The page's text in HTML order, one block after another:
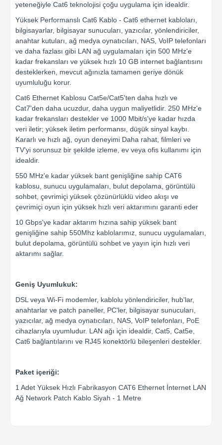
yeteneğiyle Cat6 teknolojisi çoğu uygulama için idealdir.
Yüksek Performanslı Cat6 Kablo - Cat6 ethernet kabloları,
bilgisayarlar, bilgisayar sunucuları, yazıcılar, yönlendiriciler,
anahtar kutuları, ağ medya oynatıcıları, NAS, VoIP telefonları
ve daha fazlası gibi LAN ağ uygulamaları için 500 MHz'e
kadar frekansları ve yüksek hızlı 10 GB internet bağlantısını
desteklerken, mevcut ağınızla tamamen geriye dönük
uyumluluğu korur.
Cat6 Ethernet Kablosu Cat5e/Cat5'ten daha hızlı ve
Cat7'den daha ucuzdur, daha uygun maliyetlidir. 250 MHz'e
kadar frekansları destekler ve 1000 Mbit/s'ye kadar hızda
veri iletir; yüksek iletim performansı, düşük sinyal kaybı.
Kararlı ve hızlı ağ, oyun deneyimi Daha rahat, filmleri ve
TV'yi sorunsuz bir şekilde izleme, ev veya ofis kullanımı için
idealdir.
550 MHz'e kadar yüksek bant genişliğine sahip CAT6
kablosu, sunucu uygulamaları, bulut depolama, görüntülü
sohbet, çevrimiçi yüksek çözünürlüklü video akışı ve
çevrimiçi oyun için yüksek hızlı veri aktarımını garanti eder
10 Gbps'ye kadar aktarım hızına sahip yüksek bant
genişliğine sahip 550Mhz kablolarımız, sunucu uygulamaları,
bulut depolama, görüntülü sohbet ve yayın için hızlı veri
aktarımı sağlar.
Geniş Uyumlukuk:
DSL veya Wi-Fi modemler, kablolu yönlendiriciler, hub'lar,
anahtarlar ve patch paneller, PC'ler, bilgisayar sunucuları,
yazıcılar, ağ medya oynatıcıları, NAS, VoIP telefonları, PoE
cihazlarıyla uyumludur. LAN ağı için idealdir, Cat5, Cat5e,
Cat6 bağlantılarını ve RJ45 konektörlü bileşenleri destekler.
Paket içeriği:
1 Adet Yüksek Hızlı Fabrikasyon CAT6 Ethernet İnternet LAN
Ağ Network Patch Kablo Siyah - 1 Metre